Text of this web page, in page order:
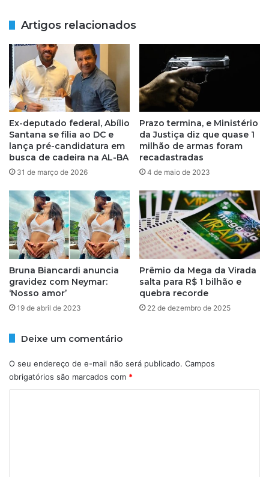
d
n
e
g
a
r
i
s
e
a
r
e
l
a
ç
ã
o
c
o
v
e
e
a
a
c
h
e
g
a
a
S
a
l
v
a
o
r
;
v
e
j
a
a
p
r
v
i
Artigos relacionados
Ex-deputado federal, Abílio
Santana se filia ao DC e
lança pré-candidatura em
busca de cadeira na AL-BA
31 de março de 2026
Prazo termina, e Ministério
da Justiça diz que quase 1
milhão de armas foram
recadastradas
4 de maio de 2023
Bruna Biancardi anuncia
gravidez com Neymar:
‘Nosso amor’
19 de abril de 2023
Prêmio da Mega da Virada
salta para R$ 1 bilhão e
quebra recorde
22 de dezembro de 2025
Deixe um comentário
O seu endereço de e-mail não será publicado. Campos
obrigatórios são marcados com *